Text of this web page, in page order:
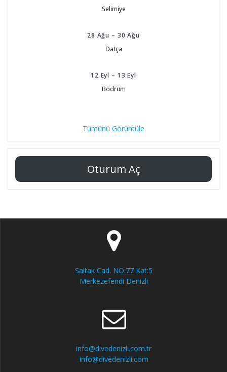
Selimiye
28 Ağu – 30 Ağu
Datça
12 Eyl – 13 Eyl
Bodrum
Tümünü Görüntüle
Oturum Aç
Saltak Cad. NO:77 Kat:5
Merkezefendi Denizli
info@divedenizli.com.tr
info@divedenizli.com